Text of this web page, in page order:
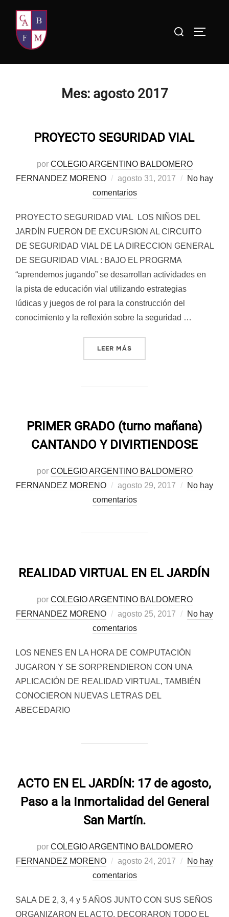
contenido
Buscar:
Mes: agosto 2017
PROYECTO SEGURIDAD VIAL
por COLEGIO ARGENTINO BALDOMERO
FERNANDEZ MORENO
Publicado
el
agosto 31, 2017
No hay
comentarios
PROYECTO SEGURIDAD VIAL LOS NIÑOS DEL
JARDÍN FUERON DE EXCURSION AL CIRCUITO
DE SEGURIDAD VIAL DE LA DIRECCION GENERAL
DE SEGURIDAD VIAL : BAJO EL PROGRMA
“aprendemos jugando” se desarrollan actividades en
la pista de educación vial utilizando estrategias
lúdicas y juegos de rol para la construcción del
conocimiento y la reflexión sobre la seguridad …
LEER MÁS
PRIMER GRADO (turno mañana)
CANTANDO Y DIVIRTIENDOSE
por COLEGIO ARGENTINO BALDOMERO
FERNANDEZ MORENO
Publicado
el
agosto 29, 2017
No hay
comentarios
REALIDAD VIRTUAL EN EL JARDÍN
por COLEGIO ARGENTINO BALDOMERO
FERNANDEZ MORENO
Publicado
el
agosto 25, 2017
No hay
comentarios
LOS NENES EN LA HORA DE COMPUTACIÓN
JUGARON Y SE SORPRENDIERON CON UNA
APLICACIÓN DE REALIDAD VIRTUAL, TAMBIÉN
CONOCIERON NUEVAS LETRAS DEL
ABECEDARIO
ACTO EN EL JARDÍN: 17 de agosto,
Paso a la Inmortalidad del General
San Martín.
por COLEGIO ARGENTINO BALDOMERO
FERNANDEZ MORENO
Publicado
el
agosto 24, 2017
No hay
comentarios
SALA DE 2, 3, 4 y 5 AÑOS JUNTO CON SUS SEÑOS
ORGANIZARON EL ACTO, DECORARON TODO EL